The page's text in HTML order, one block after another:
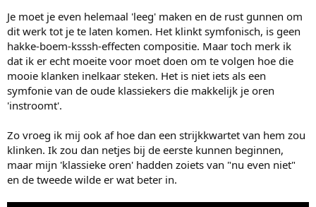
Je moet je even helemaal 'leeg' maken en de rust gunnen om
dit werk tot je te laten komen. Het klinkt symfonisch, is geen
hakke-boem-ksssh-effecten compositie. Maar toch merk ik
dat ik er echt moeite voor moet doen om te volgen hoe die
mooie klanken inelkaar steken. Het is niet iets als een
symfonie van de oude klassiekers die makkelijk je oren
'instroomt'.
Zo vroeg ik mij ook af hoe dan een strijkkwartet van hem zou
klinken. Ik zou dan netjes bij de eerste kunnen beginnen,
maar mijn 'klassieke oren' hadden zoiets van "nu even niet"
en de tweede wilde er wat beter in.